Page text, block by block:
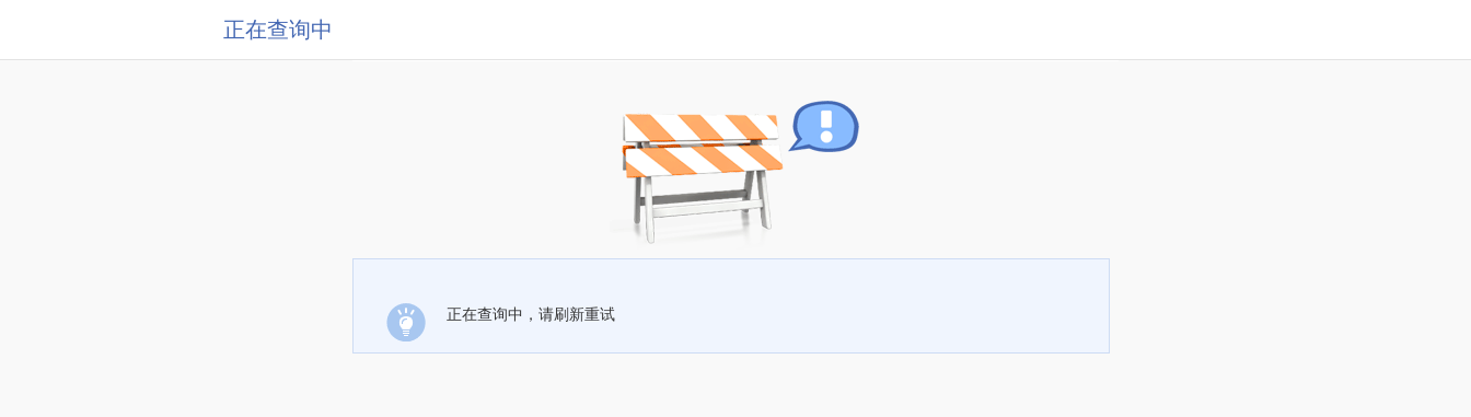
正在查询中
正在查询中，请刷新重试